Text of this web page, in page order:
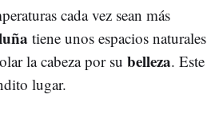
cada vez sean más
tiene unos espacios naturales
la cabeza por su belleza. Este
lugar.